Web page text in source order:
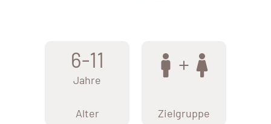
6-11
Jahre
Alter Zielgruppe